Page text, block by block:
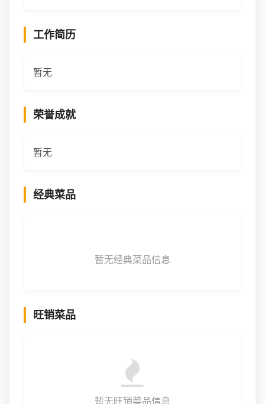
工作简历
暂无
荣誉成就
暂无
经典菜品
暂无经典菜品信息
旺销菜品
暂无旺销菜品信息